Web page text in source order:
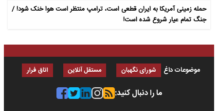
حمله زمینی آمریکا به ایران قطعی است، ترامپ منتظر است هوا خنک شود! /
جنگ تمام عیار شروع شده است!
موضوعات داغ شورای نگهبان مستقل آنلاین اتاق فرار
ما را دنبال کنید: